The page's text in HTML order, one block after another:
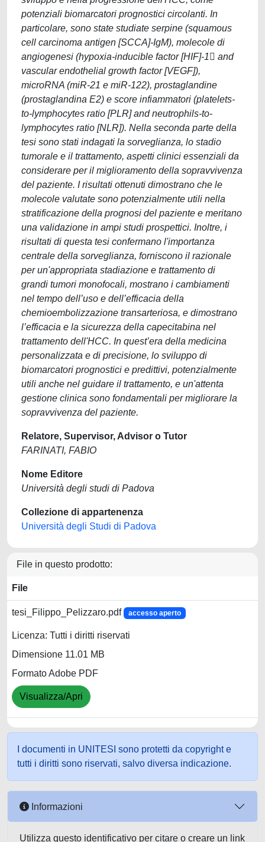
potenziali biomarcatori prognostici circolanti. In
particolare, sono state studiate serpine (squamous
cell carcinoma antigen [SCCA]-IgM), molecole di
angiogenesi (hypoxia-inducible factor [HIF]-1 and
vascular endothelial growth factor [VEGF]),
microRNA (miR-21 e miR-122), prostaglandine
(prostaglandina E2) e score infiammatori (platelets-
to-lymphocytes ratio [PLR] and neutrophils-to-
lymphocytes ratio [NLR]). Nella seconda parte della
tesi sono stati indagati la sorveglianza, lo stadio
tumorale e il trattamento, aspetti clinici essenziali da
considerare per il miglioramento della sopravvivenza
del paziente. I risultati ottenuti dimostrano che le
molecole valutate sono potenzialmente utili nella
stratificazione della prognosi del paziente e meritano
una validazione in ampi studi prospettici. Inoltre, i
risultati di questa tesi confermano l'importanza
centrale della sorveglianza, forniscono il razionale
per un'appropriata stadiazione e trattamento di
grandi tumori monofocali, mostrano i cambiamenti
nel tempo dell’uso e dell’efficacia della
chemioembolizzazione transarteriosa, e dimostrano
l’efficacia e la sicurezza della capecitabina nel
trattamento dell'HCC. In quest’era della medicina
personalizzata e di precisione, lo sviluppo di
biomarcatori prognostici e predittivi, potenzialmente
utili anche nel guidare il trattamento, e un'attenta
gestione clinica sono fondamentali per migliorare la
sopravvivenza del paziente.
Relatore, Supervisor, Advisor o Tutor
FARINATI, FABIO
Nome Editore
Università degli studi di Padova
Collezione di appartenenza
Università degli Studi di Padova
File in questo prodotto:
File
tesi_Filippo_Pelizzaro.pdf accesso aperto
Licenza: Tutti i diritti riservati
Dimensione 11.01 MB
Formato Adobe PDF
Visualizza/Apri
I documenti in UNITESI sono protetti da copyright e
tutti i diritti sono riservati, salvo diversa indicazione.
Informazioni
Utilizza questo identificativo per citare o creare un link